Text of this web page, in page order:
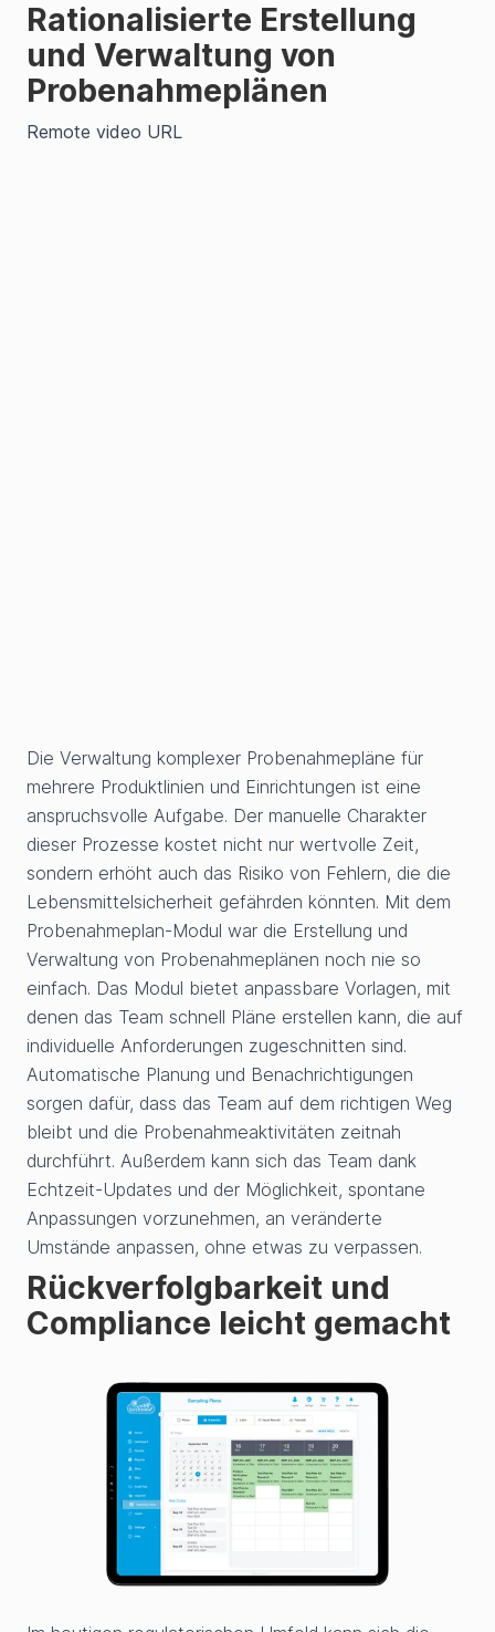
Rationalisierte Erstellung
und Verwaltung von
Probenahmeplänen
Remote video URL
Die Verwaltung komplexer Probenahmepläne für
mehrere Produktlinien und Einrichtungen ist eine
anspruchsvolle Aufgabe. Der manuelle Charakter
dieser Prozesse kostet nicht nur wertvolle Zeit,
sondern erhöht auch das Risiko von Fehlern, die die
Lebensmittelsicherheit gefährden könnten. Mit dem
Probenahmeplan-Modul war die Erstellung und
Verwaltung von Probenahmeplänen noch nie so
einfach. Das Modul bietet anpassbare Vorlagen, mit
denen das Team schnell Pläne erstellen kann, die auf
individuelle Anforderungen zugeschnitten sind.
Automatische Planung und Benachrichtigungen
sorgen dafür, dass das Team auf dem richtigen Weg
bleibt und die Probenahmeaktivitäten zeitnah
durchführt. Außerdem kann sich das Team dank
Echtzeit-Updates und der Möglichkeit, spontane
Anpassungen vorzunehmen, an veränderte
Umstände anpassen, ohne etwas zu verpassen.
Rückverfolgbarkeit und
Compliance leicht gemacht